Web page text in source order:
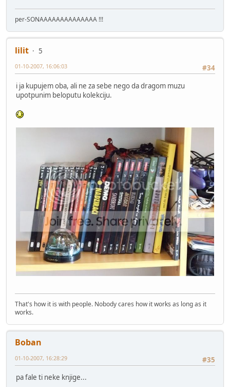
per-SONAAAAAAAAAAAAAA !!!
lilit
5
#34
01-10-2007, 16:06:03
i ja kupujem oba, ali ne za sebe nego da dragom muzu
upotpunim beloputu kolekciju.
That's how it is with people. Nobody cares how it works as long as it
works.
Boban
#35
01-10-2007, 16:28:29
pa fale ti neke knjige...